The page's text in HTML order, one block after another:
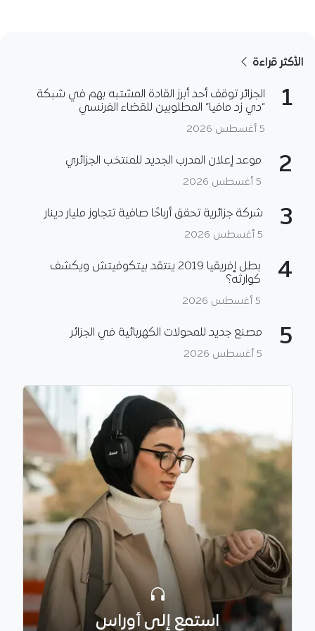
الأكثر قراءة
1
الجزائر توقف أحد أبرز القادة المشتبه بهم في شبكة
“دي زد مافيا” المطلوبين للقضاء الفرنسي
5 أغسطس 2026
2 موعد إعلان المدرب الجديد للمنتخب الجزائري
5 أغسطس 2026
3 شركة جزائرية تحقق أرباحًا صافية تتجاوز مليار دينار
5 أغسطس 2026
4
بطل إفريقيا 2019 ينتقد بيتكوفيتش ويكشف
كوارثه؟
5 أغسطس 2026
5 مصنع جديد للمحولات الكهربائية في الجزائر
5 أغسطس 2026
استمع إلى أوراس